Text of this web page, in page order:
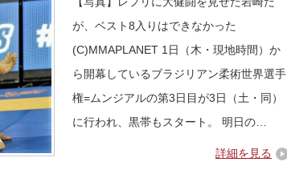
が、ベスト8入りはできなかった
(C)MMAPLANET 1日（木・現地時間）か
ら開幕しているブラジリアン柔術世界選手
権=ムンジアルの第3日目が3日（土・同）
に行われ、黒帯もスタート。 明日の…
詳細を見る